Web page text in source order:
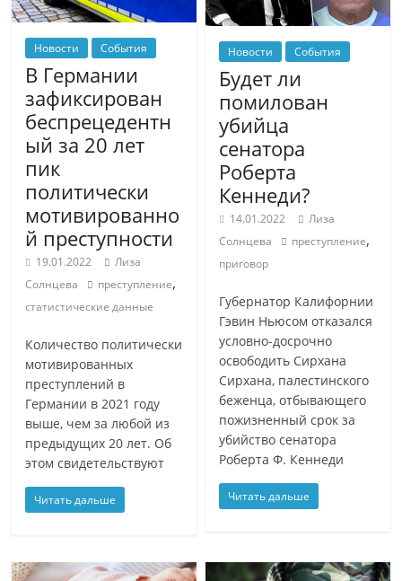
Новости События
В Германии
зафиксирован
беспрецедентн
ый за 20 лет
пик
политически
мотивированно
й преступности
19.01.2022
Лиза
Солнцева
преступление,
статистические данные
Количество политически
мотивированных
преступлений в
Германии в 2021 году
выше, чем за любой из
предыдущих 20 лет. Об
этом свидетельствуют
Читать дальше
Новости События
Будет ли
помилован
убийца
сенатора
Роберта
Кеннеди?
14.01.2022
Лиза
Солнцева
преступление,
приговор
Губернатор Калифорнии
Гэвин Ньюсом отказался
условно-досрочно
освободить Сирхана
Сирхана, палестинского
беженца, отбывающего
пожизненный срок за
убийство сенатора
Роберта Ф. Кеннеди
Читать дальше